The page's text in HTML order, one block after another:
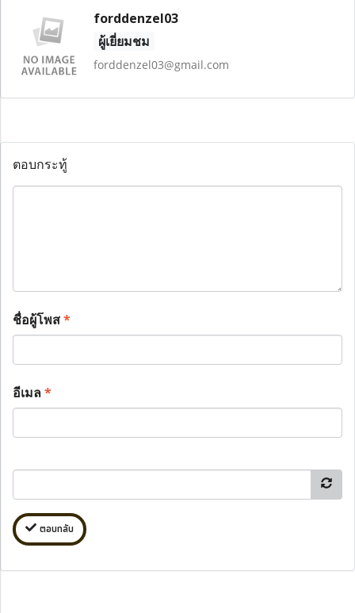
forddenzel03
ผู้เยี่ยมชม
forddenzel03@gmail.com
ตอบกระทู้
ชื่อผู้โพส*
อีเมล*
ตอบกลับ